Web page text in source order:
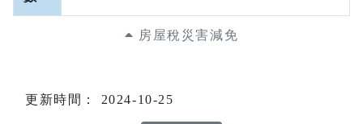
房屋稅災害減免
更新時間： 2024-10-25